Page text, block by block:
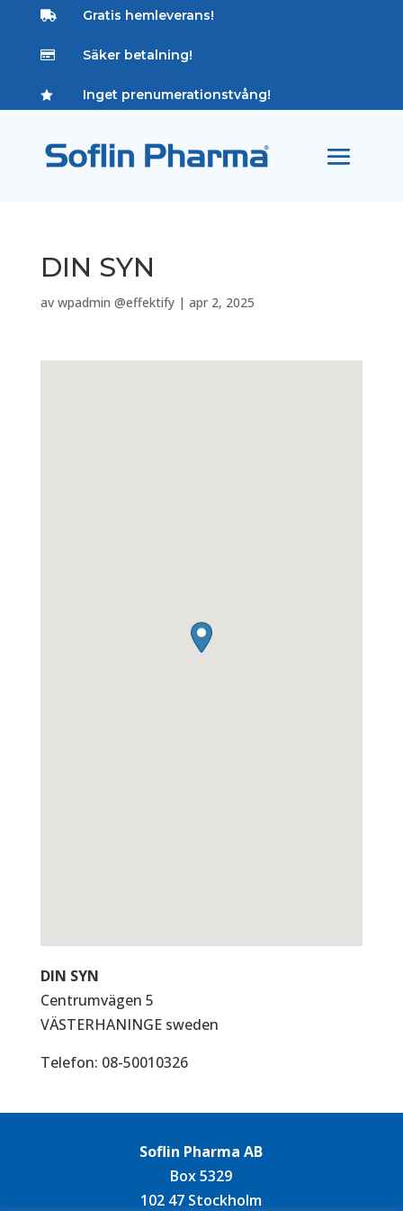
 Gratis hemleverans!
 Säker betalning!
 Inget prenumerationstvång!
DIN SYN
av wpadmin @effektify| apr 2, 2025
DIN SYN
Centrumvägen 5
VÄSTERHANINGE sweden
Telefon: 08-50010326
Soflin Pharma AB
Box 5329
102 47 Stockholm